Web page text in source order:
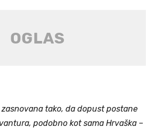
tako, da dopust postane
podobno kot sama Hrvaška –